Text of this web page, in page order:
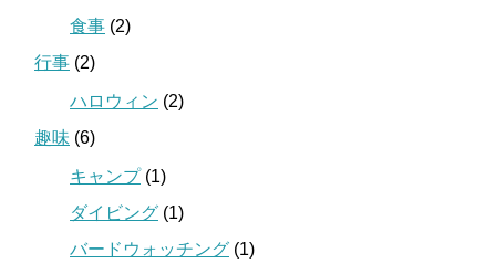
食事 (2)
行事 (2)
ハロウィン (2)
趣味 (6)
キャンプ(1)
ダイビング (1)
バードウォッチング (1)